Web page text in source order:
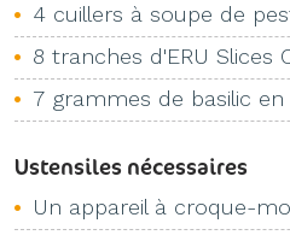
4 cuillers à soupe de
8 tranches d'ERU Slices
7 grammes de basilic en
Ustensiles nécessaires
Un appareil à croque-